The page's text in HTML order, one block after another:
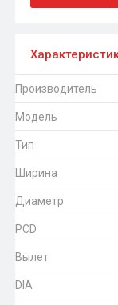
Производитель
Модель
Тип
Ширина
Диаметр
PCD
Вылет
DIA